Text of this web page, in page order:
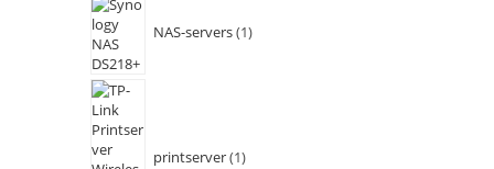
NAS-servers 1
printserver 1